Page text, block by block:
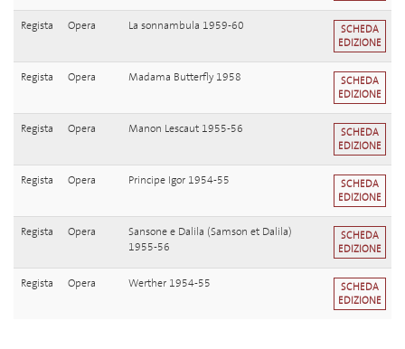
Regista Opera La sonnambula 1959-60
SCHEDA
EDIZIONE
Regista Opera Madama Butterfly 1958
SCHEDA
EDIZIONE
Regista Opera Manon Lescaut 1955-56
SCHEDA
EDIZIONE
Regista Opera Principe Igor 1954-55
SCHEDA
EDIZIONE
Regista Opera
Sansone e Dalila (Samson et Dalila)
1955-56
SCHEDA
EDIZIONE
Regista Opera Werther 1954-55
SCHEDA
EDIZIONE